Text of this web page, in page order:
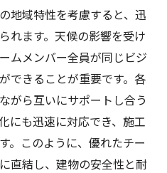
地域特性を考慮すると、迅
れます。天候の影響を受け
ムメンバー全員が同じビジ
できることが重要です。各
がら互いにサポートし合う
にも迅速に対応でき、施工
。このように、優れたチー
直結し、建物の安全性と耐